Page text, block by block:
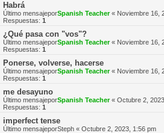
Habrá
Último mensajeporSpanish Teacher« Noviembre 16,
Respuestas: 1
¿Qué pasa con "vos"?
Último mensajeporSpanish Teacher« Noviembre 16,
Respuestas: 1
Ponerse, volverse, hacerse
Último mensajeporSpanish Teacher« Noviembre 16,
Respuestas: 1
me desayuno
Último mensajeporSpanish Teacher« Octubre 2,
Respuestas: 1
imperfect tense
Último mensajeporSteph « Octubre 2, 2023, 1:56 pm